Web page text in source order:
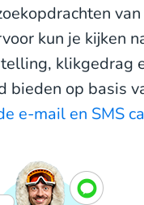
kun je kijken
klikgedrag
bieden op basis
e-mail en SMS